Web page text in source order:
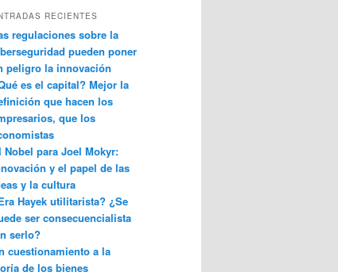
RECIENTES
regulaciones sobre la
pueden poner
peligro la innovación
es el capital? Mejor la
que hacen los
que los
Nobel para Joel Mokyr:
y el papel de las
y la cultura
Hayek utilitarista? ¿Se
ser consecuencialista
serlo?
cuestionamiento a la
de los bienes